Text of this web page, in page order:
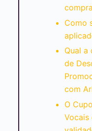
Como
Qual a
de
com
O
Vocais